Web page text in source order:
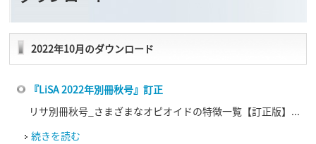
2022年10月のダウンロード
『LiSA 2022年別冊秋号』訂正
リサ別冊秋号_さまざまなオピオイドの特徴一覧【訂正版】...
続きを読む